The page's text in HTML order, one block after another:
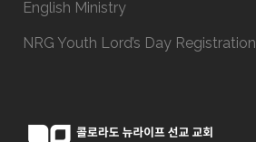
English Ministry
NRG Youth Lord’s Day Registration